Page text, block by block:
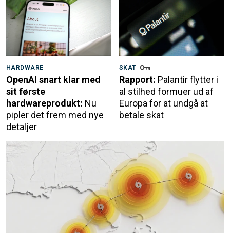
HARDWARE
OpenAI snart klar med
sit første
hardwareprodukt: Nu
pipler det frem med nye
detaljer
SKAT
Rapport: Palantir flytter i
al stilhed formuer ud af
Europa for at undgå at
betale skat